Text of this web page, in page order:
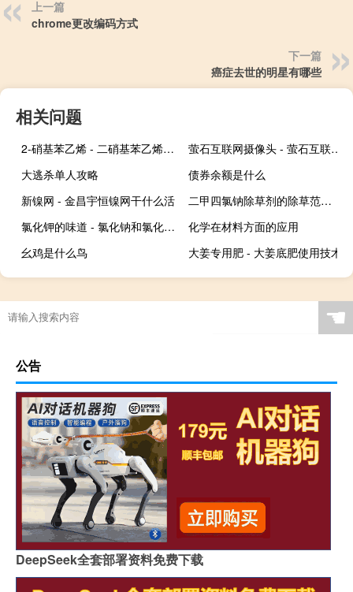
上一篇
chrome更改编码方式
下一篇
癌症去世的明星有哪些
相关问题
2-硝基苯乙烯 - 二硝基苯乙烯的化学式
萤石互联网摄像头 - 萤石互联网黑白摄像头
大逃杀单人攻略
债券余额是什么
新镍网 - 金昌宇恒镍网干什么活
二甲四氯钠除草剂的除草范围 - 二甲四氯除草剂缺点
氯化钾的味道 - 氯化钠和氯化钾味道一样吗
化学在材料方面的应用
幺鸡是什么鸟
大姜专用肥 - 大姜底肥使用技术
☚
公告
DeepSeek全套部署资料免费下载